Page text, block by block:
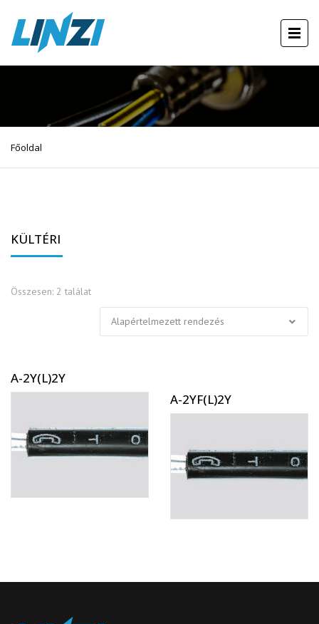
Főoldal
KÜLTÉRI
Összesen: 2 találat
A-2Y(L)2Y
A-2YF(L)2Y